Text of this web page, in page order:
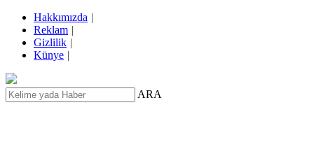
Hakkımızda |
Reklam |
Gizlilik |
Künye |
ARA